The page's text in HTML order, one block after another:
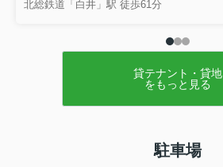
北総鉄道「白井」駅 徒歩61分
貸テナント・貸地
をもっと見る
駐車場